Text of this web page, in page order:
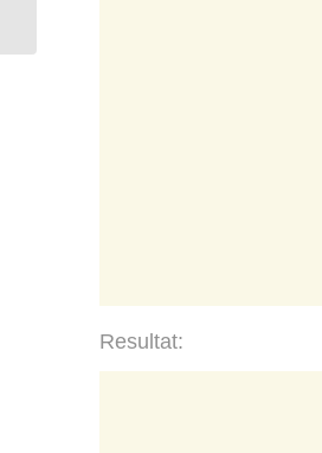
Resultat: